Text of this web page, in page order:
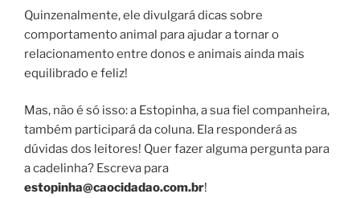
Quinzenalmente, ele divulgará dicas sobre
comportamento animal para ajudar a tornar o
relacionamento entre donos e animais ainda mais
equilibrado e feliz!
Mas, não é só isso: a Estopinha, a sua fiel companheira,
também participará da coluna. Ela responderá as
dúvidas dos leitores! Quer fazer alguma pergunta para
a cadelinha? Escreva para
estopinha@caocidadao.com.br!